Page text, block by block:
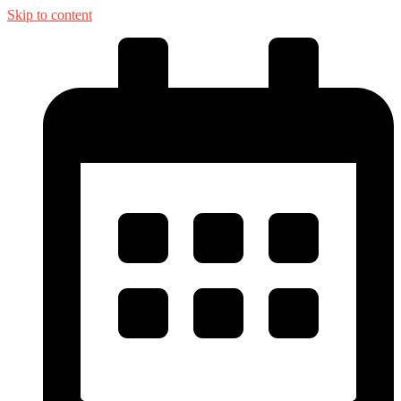
Skip to content